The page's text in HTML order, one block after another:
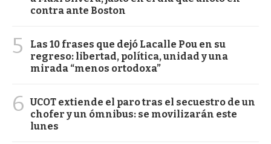
contra ante Boston
5
Las 10 frases que dejó Lacalle Pou en su
regreso: libertad, política, unidad y una
mirada “menos ortodoxa”
6 UCOT extiende el paro tras el secuestro de un
chofer y un ómnibus: se movilizarán este
lunes